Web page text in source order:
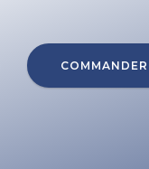
COMMANDER